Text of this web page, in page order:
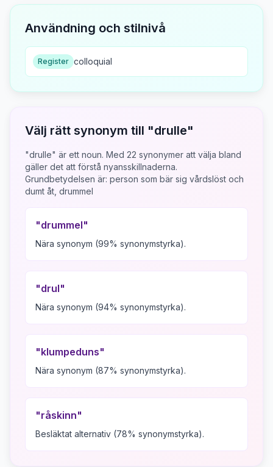
Användning och stilnivå
Register colloquial
Välj rätt synonym till "drulle"
"drulle" är ett noun. Med 22 synonymer att välja bland
gäller det att förstå nyansskillnaderna.
Grundbetydelsen är: person som bär sig vårdslöst och
dumt åt, drummel
"drummel"
Nära synonym (99% synonymstyrka).
"drul"
Nära synonym (94% synonymstyrka).
"klumpeduns"
Nära synonym (87% synonymstyrka).
"råskinn"
Besläktat alternativ (78% synonymstyrka).